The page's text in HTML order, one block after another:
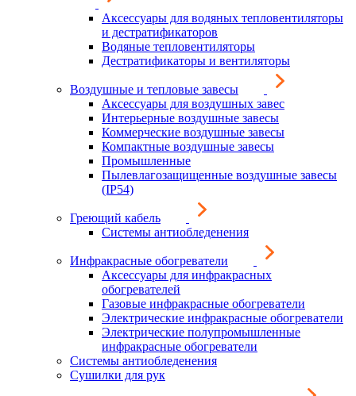
Аксессуары для водяных тепловентиляторы
и дестратификаторов
Водяные тепловентиляторы
Дестратификаторы и вентиляторы
Воздушные и тепловые завесы
Аксессуары для воздушных завес
Интерьерные воздушные завесы
Коммерческие воздушные завесы
Компактные воздушные завесы
Промышленные
Пылевлагозащищенные воздушные завесы
(IP54)
Греющий кабель
Системы антиобледенения
Инфракрасные обогреватели
Аксессуары для инфракрасных
обогревателей
Газовые инфракрасные обогреватели
Электрические инфракрасные обогреватели
Электрические полупромышленные
инфракрасные обогреватели
Системы антиобледенения
Сушилки для рук